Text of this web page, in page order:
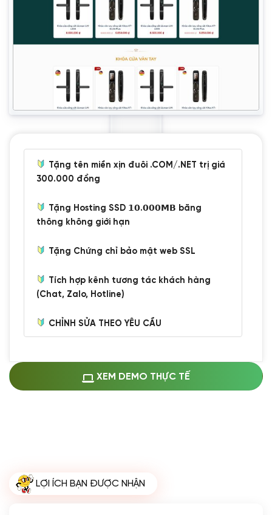
Tặng tên miền xịn đuôi .COM/.NET trị giá
300.000 đồng
Tặng Hosting SSD 𝟭𝟬.𝟬𝟬𝟬𝗠𝗕 băng
thông không giới hạn
Tặng Chứng chỉ bảo mật web SSL
Tích hợp kênh tương tác khách hàng
(Chat, Zalo, Hotline)
CHỈNH SỬA THEO YÊU CẦU
Thay logo + thông tin doanh nghiệp
(+100.000 VND)
(+200.000 VND)
XEM DEMO THỰC TẾ
LỢI ÍCH BẠN ĐƯỢC NHẬN